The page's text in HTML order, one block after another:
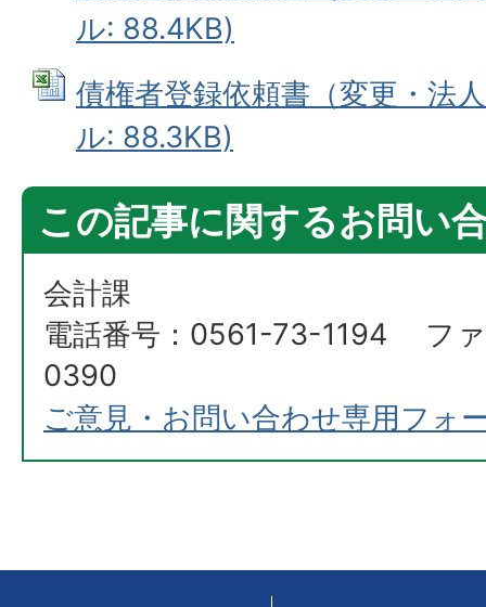
ル: 88.4KB)
債権者登録依頼書（変更・法
ル: 88.3KB)
この記事に関するお問い
会計課
電話番号：0561-73-1194 フ
0390
ご意見・お問い合わせ専用フォ